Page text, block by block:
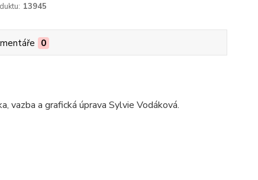
13945
0
vazba a grafická úprava Sylvie Vodáková.